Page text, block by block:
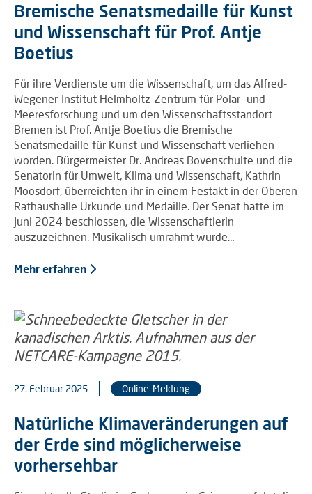
Bremische Senatsmedaille für Kunst
und Wissenschaft für Prof. Antje
Boetius
Für ihre Verdienste um die Wissenschaft, um das Alfred-
Wegener-Institut Helmholtz-Zentrum für Polar- und
Meeresforschung und um den Wissenschaftsstandort
Bremen ist Prof. Antje Boetius die Bremische
Senatsmedaille für Kunst und Wissenschaft verliehen
worden. Bürgermeister Dr. Andreas Bovenschulte und die
Senatorin für Umwelt, Klima und Wissenschaft, Kathrin
Moosdorf, überreichten ihr in einem Festakt in der Oberen
Rathaushalle Urkunde und Medaille. Der Senat hatte im
Juni 2024 beschlossen, die Wissenschaftlerin
auszuzeichnen. Musikalisch umrahmt wurde…
Mehr erfahren
27. Februar 2025 Online-Meldung
Natürliche Klimaveränderungen auf
der Erde sind möglicherweise
vorhersehbar